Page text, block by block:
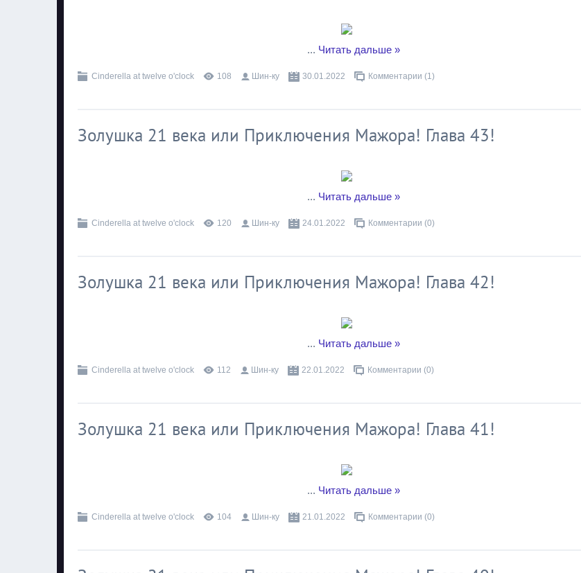
... Читать дальше »
Cinderella at twelve o'clock 108 Шин-ку 30.01.2022 Комментарии (1)
Золушка 21 века или Приключения Мажора! Глава 43!
... Читать дальше »
Cinderella at twelve o'clock 120 Шин-ку 24.01.2022 Комментарии (0)
Золушка 21 века или Приключения Мажора! Глава 42!
... Читать дальше »
Cinderella at twelve o'clock 112 Шин-ку 22.01.2022 Комментарии (0)
Золушка 21 века или Приключения Мажора! Глава 41!
... Читать дальше »
Cinderella at twelve o'clock 104 Шин-ку 21.01.2022 Комментарии (0)